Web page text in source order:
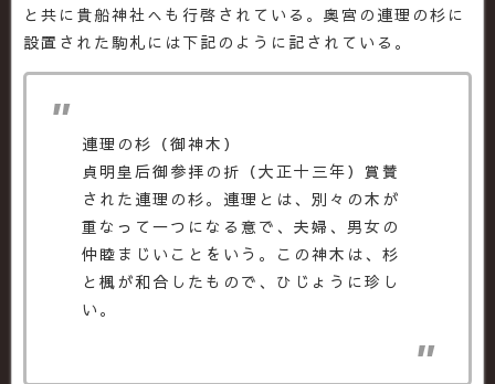
と共に貴船神社へも行啓されている。奥宮の連理の杉に
設置された駒札には下記のように記されている。
連理の杉（御神木）
貞明皇后御参拝の折（大正十三年）賞賛
された連理の杉。連理とは、別々の木が
重なって一つになる意で、夫婦、男女の
仲睦まじいことをいう。この神木は、杉
と楓が和合したもので、ひじょうに珍し
い。